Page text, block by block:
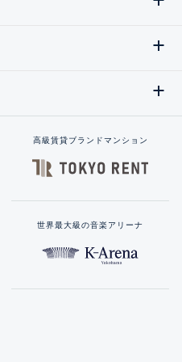
高級賃貸ブランドマンション
世界最大級の音楽アリーナ